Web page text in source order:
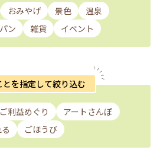
おみやげ 景色
温泉
パン 雑貨 イベント
とを指定して絞り込む
ご利益めぐり
アートさんぽ
ごほうび